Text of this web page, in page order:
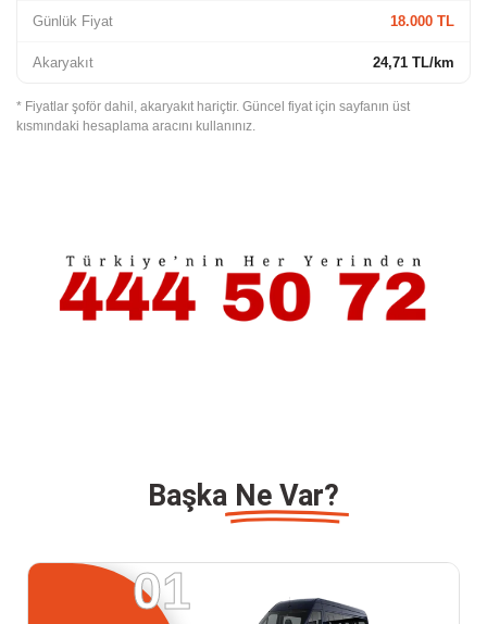
Günlük Fiyat 18.000 TL
Akaryakıt 24,71 TL/km
* Fiyatlar şoför dahil, akaryakıt hariçtir. Güncel fiyat için sayfanın üst
kısmındaki hesaplama aracını kullanınız.
Başka Ne Var?
01